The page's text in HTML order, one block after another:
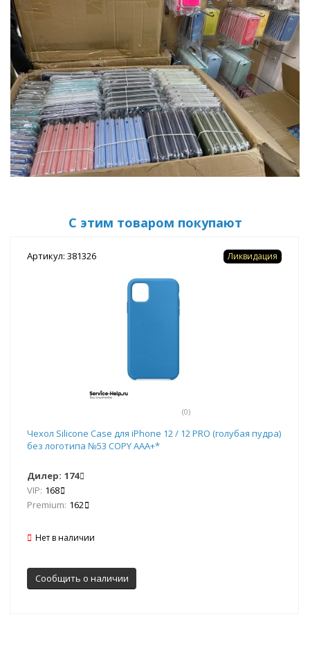
С этим товаром покупают
Артикул: 381326
(0)
Ликвидация
Чехол Silicone Case для iPhone 12 / 12 PRO (голубая пудра)
без логотипа №53 COPY AAA+*
Дилер: 174
VIP: 168
Premium: 162
Нет в наличии
Сообщить о наличии